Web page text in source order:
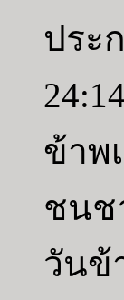
ประ
ข้าพ
ชนช
วันข้